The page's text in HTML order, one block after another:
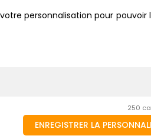
personnalisation pour pouvoir
250
ENREGISTRER LA